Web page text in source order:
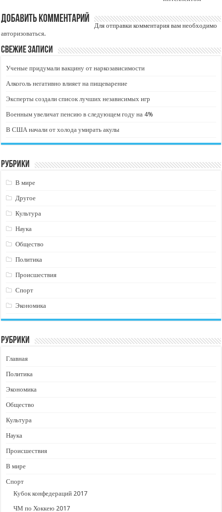
Добавить комментарий
Для отправки комментария вам необходимо
авторизоваться.
Свежие записи
Ученые придумали вакцину от наркозависимости
Алкоголь негативно влияет на пищеварение
Эксперты создали список лучших независимых игр
Военным увеличат пенсию в следующем году на 4%
В США начали от холода умирать акулы
Рубрики
В мире
Другое
Культура
Наука
Общество
Политика
Происшествия
Спорт
Экономика
Рубрики
Главная
Политика
Экономика
Общество
Культура
Наука
Происшествия
В мире
Спорт
Кубок конфедераций 2017
ЧМ по Хоккею 2017